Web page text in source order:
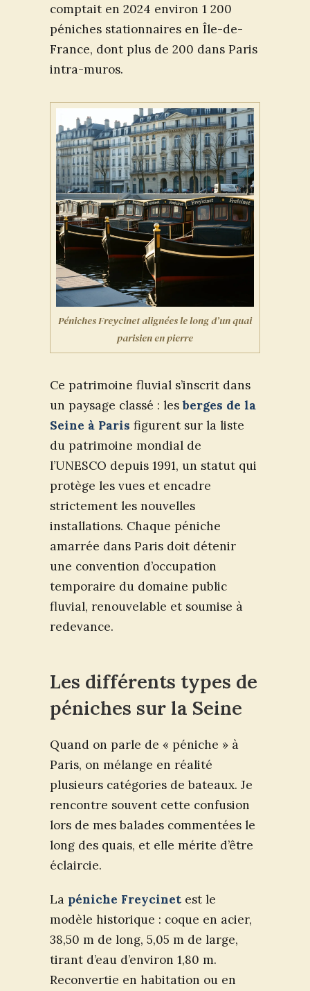
comptait en 2024 environ 1 200
péniches stationnaires en Île-de-
France, dont plus de 200 dans Paris
intra-muros.
Péniches Freycinet alignées le long d’un quai
parisien en pierre
Ce patrimoine fluvial s’inscrit dans
un paysage classé : lesberges de la
Seine à Paris figurent sur la liste
du patrimoine mondial de
l’UNESCO depuis 1991, un statut qui
protège les vues et encadre
strictement les nouvelles
installations. Chaque péniche
amarrée dans Paris doit détenir
une convention d’occupation
temporaire du domaine public
fluvial, renouvelable et soumise à
redevance.
Les différents types de
péniches sur la Seine
Quand on parle de « péniche » à
Paris, on mélange en réalité
plusieurs catégories de bateaux. Je
rencontre souvent cette confusion
lors de mes balades commentées le
long des quais, et elle mérite d’être
éclaircie.
La péniche Freycinet est le
modèle historique : coque en acier,
38,50 m de long, 5,05 m de large,
tirant d’eau d’environ 1,80 m.
Reconvertie en habitation ou en